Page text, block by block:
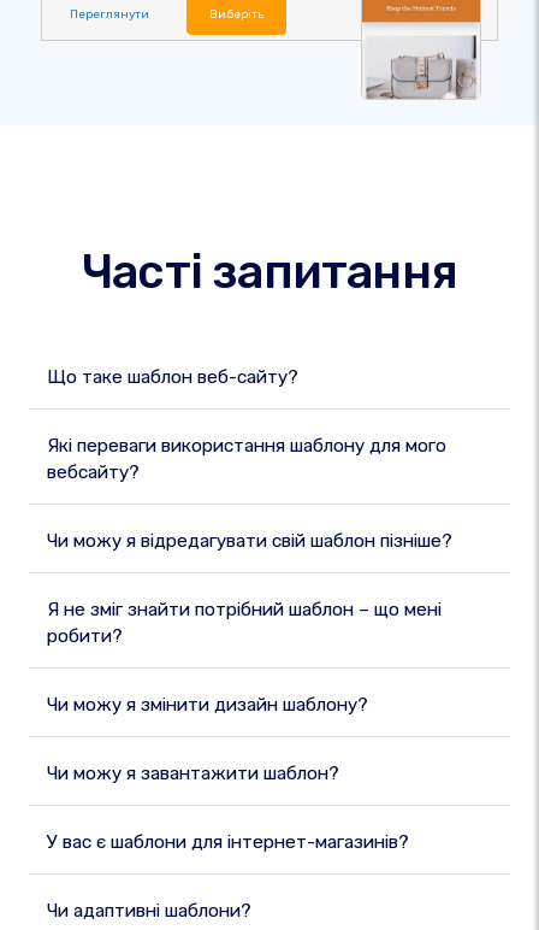
Переглянути Виберіть
Часті запитання
Що таке шаблон веб-сайту?
Які переваги використання шаблону для мого
вебсайту?
Чи можу я відредагувати свій шаблон пізніше?
Я не зміг знайти потрібний шаблон – що мені
робити?
Чи можу я змінити дизайн шаблону?
Чи можу я завантажити шаблон?
У вас є шаблони для інтернет-магазинів?
Чи адаптивні шаблони?